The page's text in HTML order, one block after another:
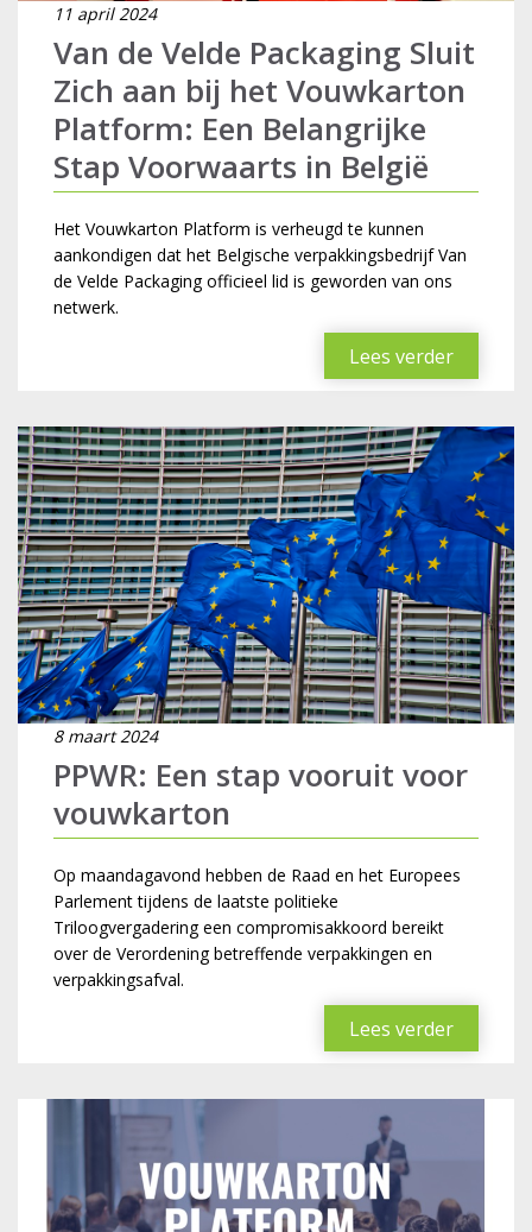
11 april 2024
Van de Velde Packaging Sluit
Zich aan bij het Vouwkarton
Platform: Een Belangrijke
Stap Voorwaarts in België
Het Vouwkarton Platform is verheugd te kunnen
aankondigen dat het Belgische verpakkingsbedrijf Van
de Velde Packaging officieel lid is geworden van ons
netwerk.
Lees verder
8 maart 2024
PPWR: Een stap vooruit voor
vouwkarton
Op maandagavond hebben de Raad en het Europees
Parlement tijdens de laatste politieke
Triloogvergadering een compromisakkoord bereikt
over de Verordening betreffende verpakkingen en
verpakkingsafval.
Lees verder